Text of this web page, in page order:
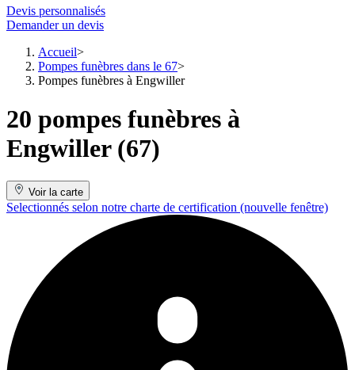
Devis personnalisés
Demander un devis
Accueil
Pompes funèbres dans le 67
Pompes funèbres à Engwiller
20 pompes funèbres à
Engwiller (67)
Voir la carte
Selectionnés selon notre charte de certification (nouvelle fenêtre)